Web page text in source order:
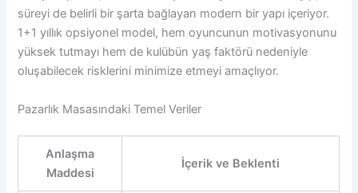
süreyi de belirli bir şarta bağlayan modern bir yapı içeriyor.
1+1 yıllık opsiyonel model, hem oyuncunun motivasyonunu
yüksek tutmayı hem de kulübün yaş faktörü nedeniyle
oluşabilecek risklerini minimize etmeyi amaçlıyor.
Pazarlık Masasındaki Temel Veriler
Anlaşma
Maddesi
İçerik ve Beklenti